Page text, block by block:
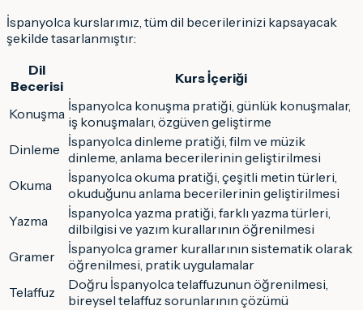
İspanyolca kurslarımız, tüm dil becerilerinizi kapsayacak
şekilde tasarlanmıştır:
Dil
Becerisi
Kurs İçeriği
Konuşma İspanyolca konuşma pratiği, günlük konuşmalar,
iş konuşmaları, özgüven geliştirme
Dinleme İspanyolca dinleme pratiği, film ve müzik
dinleme, anlama becerilerinin geliştirilmesi
Okuma
İspanyolca okuma pratiği, çeşitli metin türleri,
okuduğunu anlama becerilerinin geliştirilmesi
Yazma
İspanyolca yazma pratiği, farklı yazma türleri,
dilbilgisi ve yazım kurallarının öğrenilmesi
Gramer
İspanyolca gramer kurallarının sistematik olarak
öğrenilmesi, pratik uygulamalar
Telaffuz
Doğru İspanyolca telaffuzunun öğrenilmesi,
bireysel telaffuz sorunlarının çözümü